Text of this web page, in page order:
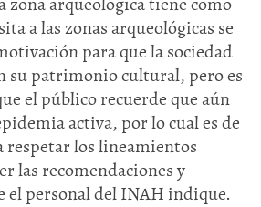
a las zonas arqueológicas se
para que la sociedad
su patrimonio cultural, pero es
el público recuerde que aún
activa, por lo cual es de
los lineamientos
las recomendaciones y
el personal del INAH indique.